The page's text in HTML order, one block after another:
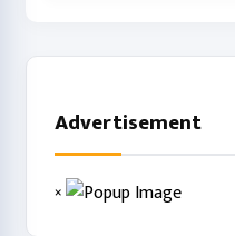
Advertisement
×